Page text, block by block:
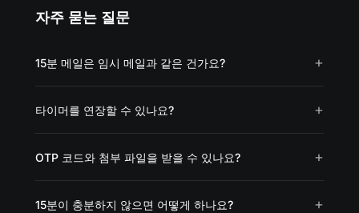
자주 묻는 질문
15분 메일은 임시 메일과 같은 건가요?
타이머를 연장할 수 있나요?
OTP 코드와 첨부 파일을 받을 수 있나요?
15분이 충분하지 않으면 어떻게 하나요?